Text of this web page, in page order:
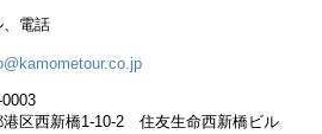
、電話
港区西新橋1-10-2 住友生命西新橋ビル